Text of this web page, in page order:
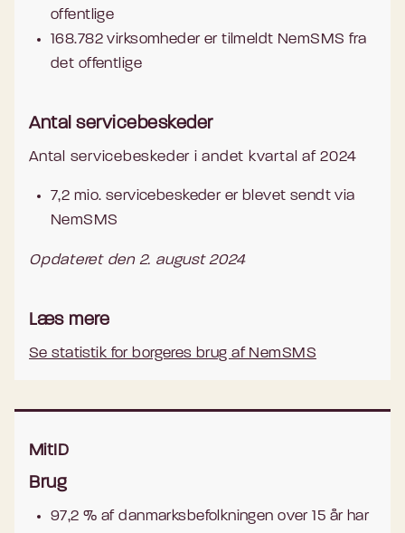
offentlige
168.782 virksomheder er tilmeldt NemSMS fra
det offentlige
Antal servicebeskeder
Antal servicebeskeder i andet kvartal af 2024
7,2 mio. servicebeskeder er blevet sendt via
NemSMS
Opdateret den 2. august 2024
Læs mere
Se statistik for borgeres brug af NemSMS
MitID
Brug
97,2 % af danmarksbefolkningen over 15 år har